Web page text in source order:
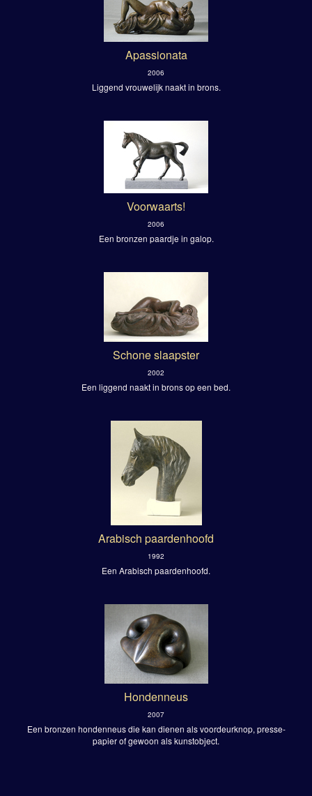
Apassionata
2006
Liggend vrouwelijk naakt in brons.
Voorwaarts!
2006
Een bronzen paardje in galop.
Schone slaapster
2002
Een liggend naakt in brons op een bed.
Arabisch paardenhoofd
1992
Een Arabisch paardenhoofd.
Hondenneus
2007
Een bronzen hondenneus die kan dienen als voordeurknop, presse-
papier of gewoon als kunstobject.